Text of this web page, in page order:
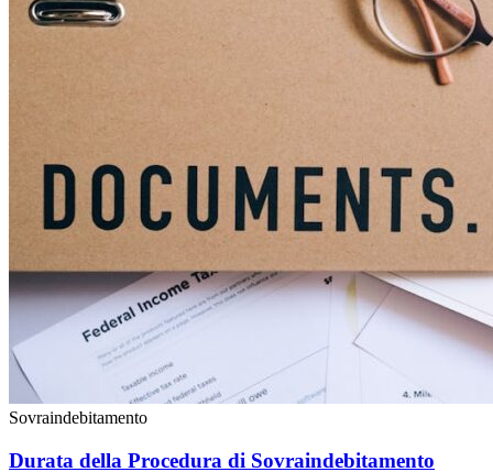
Sovraindebitamento
Durata della Procedura di Sovraindebitamento